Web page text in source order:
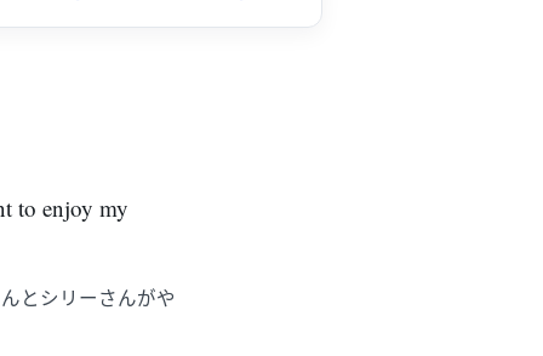
to enjoy my
とシリーさんがや